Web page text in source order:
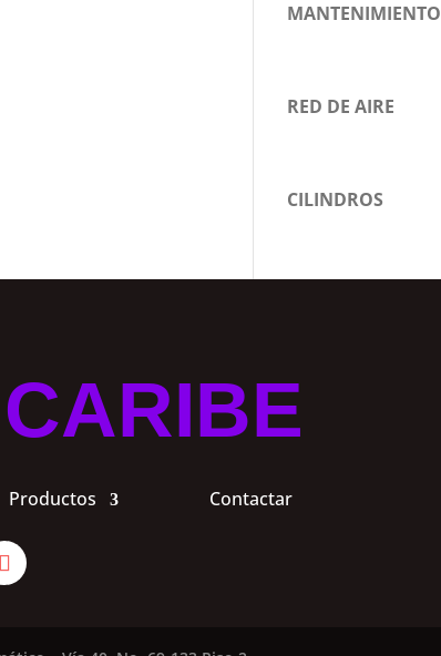
MANTENIMIENTO
RED DE AIRE
CILINDROS
Productos Contactar